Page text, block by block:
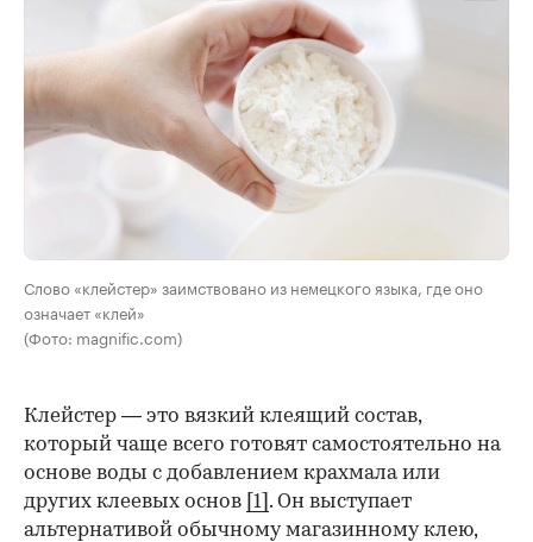
Слово «клейстер» заимствовано из немецкого языка, где оно
означает «клей»
(Фото: magnific.com)
Клейстер — это вязкий клеящий состав,
который чаще всего готовят самостоятельно на
основе воды с добавлением крахмала или
других клеевых основ [1] . Он выступает
альтернативой обычному магазинному клею,